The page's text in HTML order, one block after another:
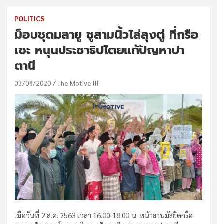
POLITICS
ม็อบชุดมลายู ชูสามนิ้วไล่ลุงตู่ ที่กรือ
เซะ หนุนประชาธิปไตยแก้ปัญหาปา
ตานี
03/08/2020 The Motive III
เมื่อวันที่ 2 ส.ค. 2563 เวลา 16.00-18.00 น. หน้าลานมัสยิดกรือ